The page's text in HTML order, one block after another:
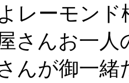
レーモン
さんお一
んが御一